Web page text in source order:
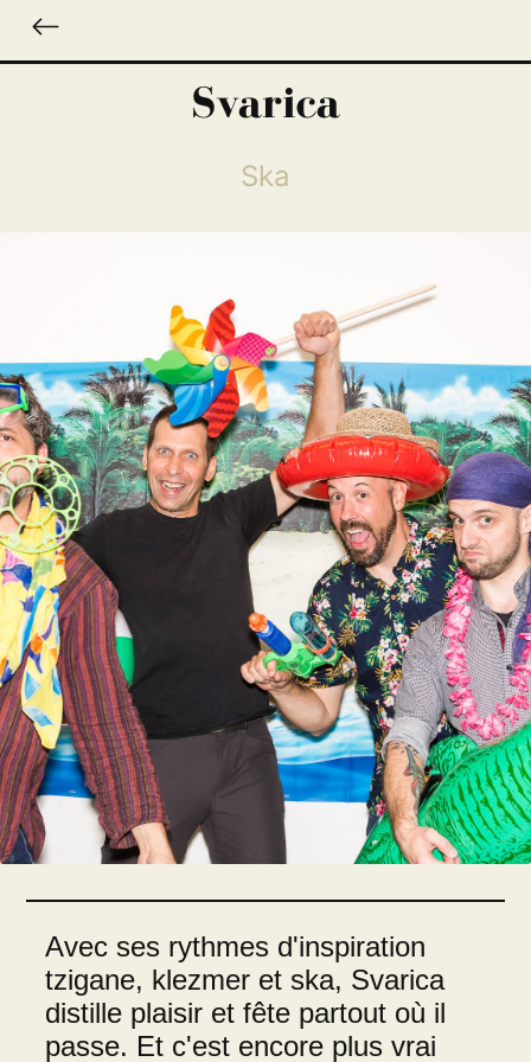
Svarica
Ska
Avec ses rythmes d'inspiration
tzigane, klezmer et ska, Svarica
distille plaisir et fête partout où il
passe. Et c'est encore plus vrai